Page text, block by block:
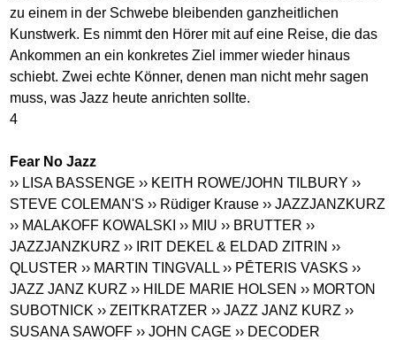
zu einem in der Schwebe bleibenden ganzheitlichen
Kunstwerk. Es nimmt den Hörer mit auf eine Reise, die das
Ankommen an ein konkretes Ziel immer wieder hinaus
schiebt. Zwei echte Könner, denen man nicht mehr sagen
muss, was Jazz heute anrichten sollte.
4
Fear No Jazz
›› LISA BASSENGE ›› KEITH ROWE/JOHN TILBURY ››
STEVE COLEMAN'S ›› Rüdiger Krause ›› JAZZJANZKURZ
›› MALAKOFF KOWALSKI ›› MIU ›› BRUTTER ››
JAZZJANZKURZ ›› IRIT DEKEL & ELDAD ZITRIN ››
QLUSTER ›› MARTIN TINGVALL ›› PĒTERIS VASKS ››
JAZZ JANZ KURZ ›› HILDE MARIE HOLSEN ›› MORTON
SUBOTNICK ›› ZEITKRATZER ›› JAZZ JANZ KURZ ››
SUSANA SAWOFF ›› JOHN CAGE ›› DECODER